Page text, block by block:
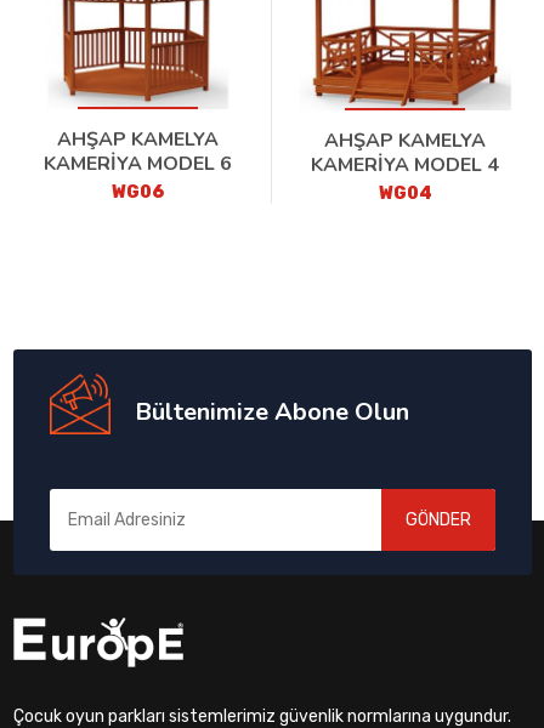
AHŞAP KAMELYA
KAMERİYA MODEL 6
WG06
AHŞAP KAMELYA
KAMERİYA MODEL 4
WG04
Bültenimize Abone Olun
GÖNDER
Çocuk oyun parkları sistemlerimiz güvenlik normlarına uygundur.